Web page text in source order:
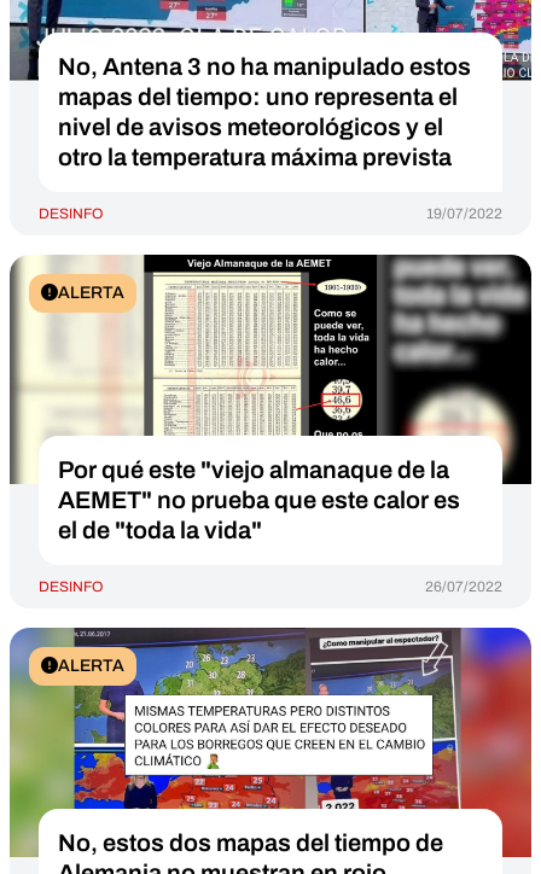
No, Antena 3 no ha manipulado estos
mapas del tiempo: uno representa el
nivel de avisos meteorológicos y el
otro la temperatura máxima prevista
DESINFO 19/07/2022
ALERTA
Por qué este "viejo almanaque de la
AEMET" no prueba que este calor es
el de "toda la vida"
DESINFO 26/07/2022
ALERTA
No, estos dos mapas del tiempo de